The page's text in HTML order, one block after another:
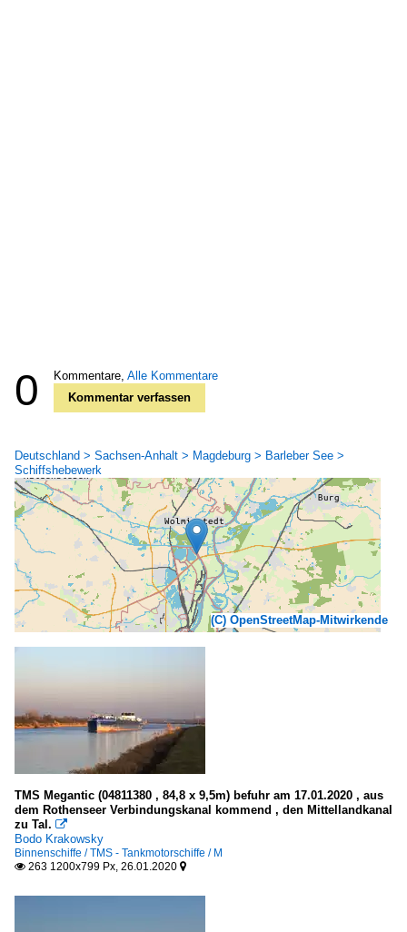
0 Kommentare, Alle Kommentare
Kommentar verfassen
Deutschland > Sachsen-Anhalt > Magdeburg > Barleber See >
Schiffshebewerk
(C) OpenStreetMap-Mitwirkende
TMS Megantic (04811380 , 84,8 x 9,5m) befuhr am 17.01.2020 , aus
dem Rothenseer Verbindungskanal kommend , den Mittellandkanal
zu Tal. 
Bodo Krakowsky
Binnenschiffe / TMS - Tankmotorschiffe / M
 263 1200x799 Px, 26.01.2020 